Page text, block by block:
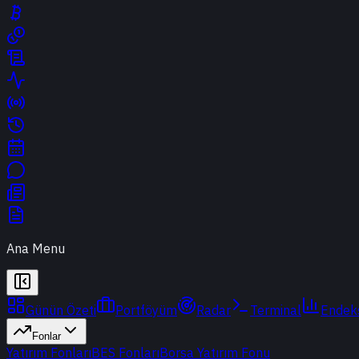
Ana Menu
Günün Özeti Portföyüm Radar Terminal
Fonlar
Yatırım FonlarıBES FonlarıBorsa Yatırım Fonu